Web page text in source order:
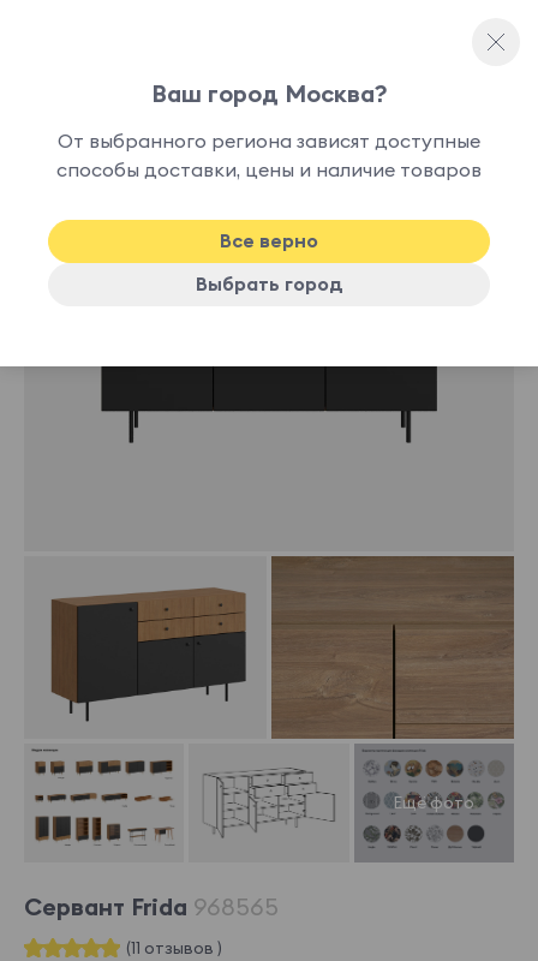
Сервант Frida 968565
(11 отзывов )
Ваш город Москва?
От выбранного региона зависят доступные
способы доставки, цены и наличие товаров
Все верно
Выбрать город